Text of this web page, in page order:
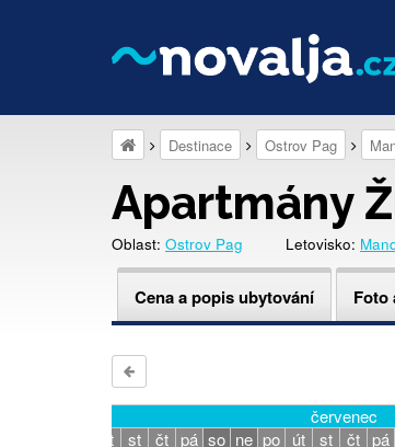
Destinace Ostrov Pag
Apartmány
Oblast: Ostrov Pag Letovisko:
Cena a popis ubytování Foto
červenec
út st čt pá so ne po út st čt pá